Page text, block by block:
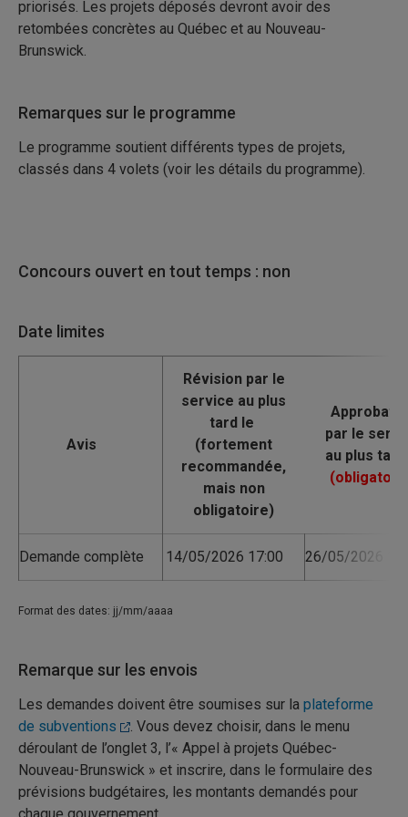
priorisés. Les projets déposés devront avoir des
retombées concrètes au Québec et au Nouveau-
Brunswick.
Remarques sur le programme
Le programme soutient différents types de projets,
classés dans 4 volets (voir les détails du programme).
Concours ouvert en tout temps : non
Date limites
Avis
Demande complète 14/05/2026 17:00 26/05/2026
Format des dates: jj/mm/aaaa
Remarque sur les envois
Les demandes doivent être soumises sur la plateforme
de subventions
. Vous devez choisir, dans le menu
déroulant de l’onglet 3, l’« Appel à projets Québec-
Nouveau-Brunswick » et inscrire, dans le formulaire des
prévisions budgétaires, les montants demandés pour